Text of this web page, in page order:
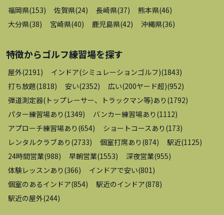
福岡県(153) 佐賀県(24) 長崎県(37) 熊本県(46)
大分県(38) 宮崎県(40) 鹿児島県(42) 沖縄県(36)
特徴からゴルフ練習場を探す
屋外(2191) インドア(シミュレーションゴルフ)(1843)
打ち放題(1818) 安い(2352) 広い(200ヤード超)(952)
弾道測定器(トップレーサー、トラックマン等)あり (1792)
パター練習場あり (1349) バンカー練習場あり (1112)
アプローチ練習場あり (654) ショートコースあり (173)
レンタルクラブあり (2733) 個室打席あり (874) 駅近(1125)
24時間営業(988) 早朝営業(1553) 深夜営業(955)
体験レッスンあり (366) インドアで安い(801)
個室のあるインドア(854) 駅近のインドア(878)
駅近の屋外(244)